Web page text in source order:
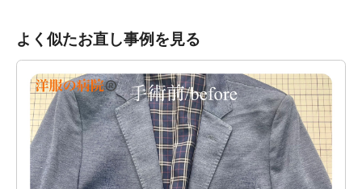
よく似たお直し事例を見る